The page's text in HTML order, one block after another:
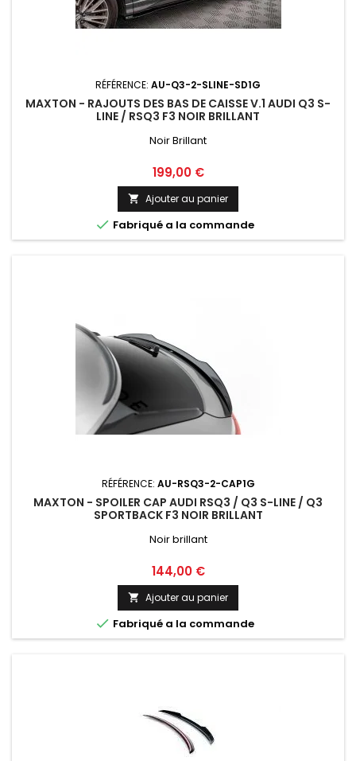
RÉFÉRENCE: AU-Q3-2-SLINE-SD1G
MAXTON - RAJOUTS DES BAS DE CAISSE V.1 AUDI Q3 S-
LINE / RSQ3 F3 NOIR BRILLANT
Noir Brillant
Prix
199,00 €
 Ajouter au panier
 Fabriqué a la commande
RÉFÉRENCE: AU-RSQ3-2-CAP1G
MAXTON - SPOILER CAP AUDI RSQ3 / Q3 S-LINE / Q3
SPORTBACK F3 NOIR BRILLANT
Noir brillant
Prix
144,00 €
 Ajouter au panier
 Fabriqué a la commande